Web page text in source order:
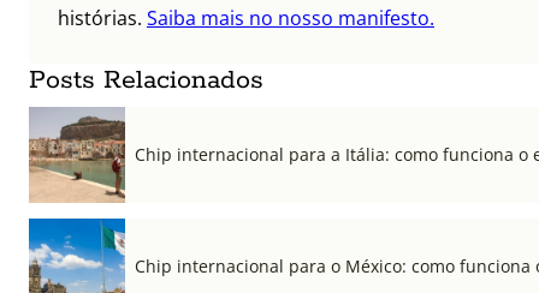
histórias. Saiba mais no nosso manifesto.
Posts Relacionados
Chip internacional para a Itália: como funciona o
Chip internacional para o México: como funciona